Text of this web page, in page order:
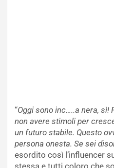
“Oggi sono inc…..a nera, sì!
non avere stimoli per
un futuro stabile. Questo
persona onesta. Se sei
esordito così l’influencer
stessa e tutti coloro che